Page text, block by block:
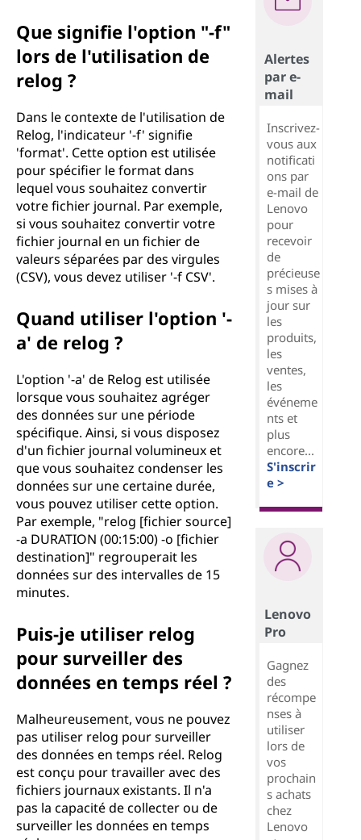
Que signifie l'option "-f"
lors de l'utilisation de
relog ?
Dans le contexte de l'utilisation de
Relog, l'indicateur '-f' signifie
'format'. Cette option est utilisée
pour spécifier le format dans
lequel vous souhaitez convertir
votre fichier journal. Par exemple,
si vous souhaitez convertir votre
fichier journal en un fichier de
valeurs séparées par des virgules
(CSV), vous devez utiliser '-f CSV'.
Quand utiliser l'option '-
a' de relog ?
L'option '-a' de Relog est utilisée
lorsque vous souhaitez agréger
des données sur une période
spécifique. Ainsi, si vous disposez
d'un fichier journal volumineux et
que vous souhaitez condenser les
données sur une certaine durée,
vous pouvez utiliser cette option.
Par exemple, "relog [fichier source]
-a DURATION (00:15:00) -o [fichier
destination]" regrouperait les
données sur des intervalles de 15
minutes.
Puis-je utiliser relog
pour surveiller des
données en temps réel ?
Malheureusement, vous ne pouvez
pas utiliser relog pour surveiller
des données en temps réel. Relog
est conçu pour travailler avec des
fichiers journaux existants. Il n'a
pas la capacité de collecter ou de
surveiller les données en temps
Alertes
par e-
mail
Inscrivez-
vous aux
notificati
ons par
e-mail de
Lenovo
pour
recevoir
de
précieuse
s mises à
jour sur
les
produits,
les
ventes,
les
événeme
nts et
plus
encore...
S'inscrir
e >
Lenovo
Pro
Gagnez
des
récompe
nses à
utiliser
lors de
vos
prochain
s achats
chez
Lenovo